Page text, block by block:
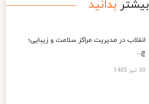
بیشتر بدانید
انقلاب در مدیریت مراکز سلامت و زیبایی؛
چ...
30 تیر 1405